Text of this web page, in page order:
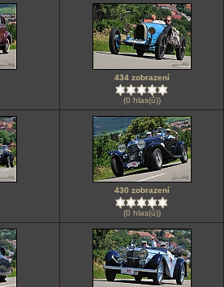
434 zobrazení
(0 hlas(ů))
430 zobrazení
(0 hlas(ů))